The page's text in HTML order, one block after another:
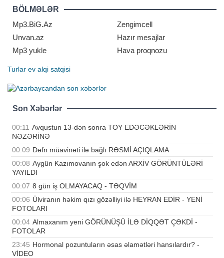
biləcəyindən narahat olduğunu
bildirib. "Report" Serbiya mediasına
istinadən xəbər verir ki, bu barədə
Vuçi
BÖLMƏLƏR
Mp3.BiG.Az
Zengimcell
Unvan.az
Hazır mesajlar
Mp3 yukle
Hava proqnozu
Turlar ev alqi satqisi
Son Xəbərlər
00:11 Avqustun 13-dən sonra TOY EDƏCƏKLƏRİN
NƏZƏRİNƏ
00:09 Dəfn müavinəti ilə bağlı RƏSMİ AÇIQLAMA
00:08 Aygün Kazımovanın şok edən ARXİV GÖRÜNTÜLƏRİ
YAYILDI
00:07 8 gün iş OLMAYACAQ - TƏQVİM
00:06 Ülviranın həkim qızı gözəlliyi ilə HEYRAN EDİR - YENİ
FOTOLARI
00:04 Almaxanım yeni GÖRÜNÜŞÜ İLƏ DİQQƏT ÇƏKDİ -
FOTOLAR
23:45 Hormonal pozuntuların əsas əlamətləri hansılardır? -
VİDEO